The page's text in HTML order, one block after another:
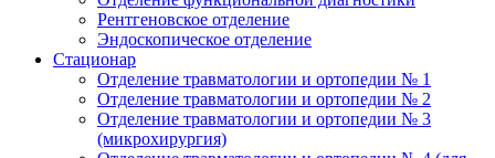
Рентгеновское отделение
Эндоскопическое отделение
Стационар
Отделение травматологии и ортопедии № 1
Отделение травматологии и ортопедии № 2
Отделение травматологии и ортопедии № 3
(микрохирургия)